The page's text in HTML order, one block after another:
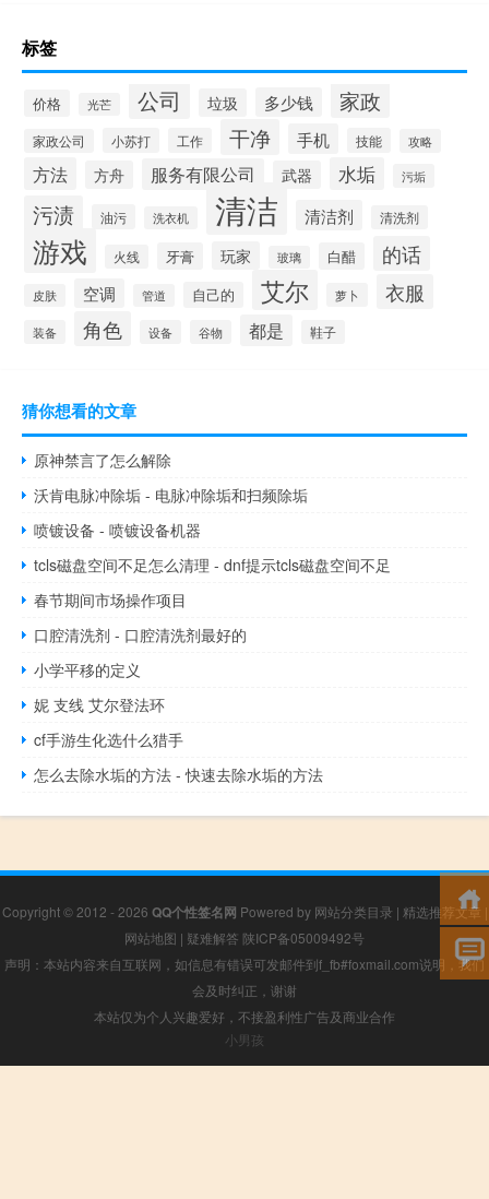
标签
价格 光芒 公司 垃圾 多少钱 家政
家政公司 小苏打 工作 干净 手机 技能 攻略
方法 方舟 服务有限公司 武器 水垢 污垢
污渍 油污 洗衣机 清洁 清洁剂 清洗剂
游戏 火线 牙膏 玩家 玻璃 白醋 的话
皮肤 空调 管道 自己的 艾尔 萝卜 衣服
装备 角色 设备 谷物 都是 鞋子
猜你想看的文章
原神禁言了怎么解除
沃肯电脉冲除垢 - 电脉冲除垢和扫频除垢
喷镀设备 - 喷镀设备机器
tcls磁盘空间不足怎么清理 - dnf提示tcls磁盘空间不足
春节期间市场操作项目
口腔清洗剂 - 口腔清洗剂最好的
小学平移的定义
妮 支线 艾尔登法环
cf手游生化选什么猎手
怎么去除水垢的方法 - 快速去除水垢的方法
Copyright © 2012 - 2026 QQ个性签名网 Powered by 网站分类目录 | 精选推荐文章 |
网站地图 | 疑难解答 陕ICP备05009492号
声明：本站内容来自互联网，如信息有错误可发邮件到f_fb#foxmail.com说明，我们
会及时纠正，谢谢
本站仅为个人兴趣爱好，不接盈利性广告及商业合作
小男孩